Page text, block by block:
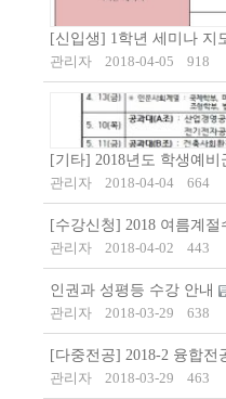
[신입생] 1학년 세미나 지
관리자
2018-04-05 918
[기타] 2018년도 학생예비
관리자
2018-04-04 664
[수강신청] 2018 여름계
관리자
2018-04-02 443
인권과 성평등 수강 안내
관리자
2018-03-29 638
[다중전공] 2018-2 융합전
관리자
2018-03-29 463